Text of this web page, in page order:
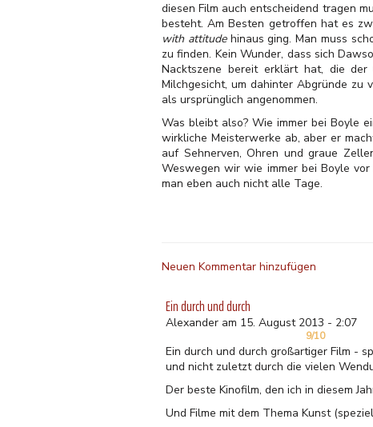
diesen Film auch entscheidend tragen
besteht. Am Besten getroffen hat es
with attitudehinaus ging. Man muss
zu finden. Kein Wunder, dass sich
Nacktszene bereit erklärt hat, die der
Milchgesicht, um dahinter Abgründe zu
als ursprünglich angenommen.
Was bleibt also? Wie immer bei Boyle
wirkliche Meisterwerke ab, aber er
auf Sehnerven, Ohren und graue
Weswegen wir wie immer bei Boyle
man eben auch nicht alle Tage.
Neuen Kommentar hinzufügen
Ein durch und durch
Alexander am 15. August 2013 - 2:07
9/10
Ein durch und durch großartiger Film -
und nicht zuletzt durch die vielen
Der beste Kinofilm, den ich in diesem
Und Filme mit dem Thema Kunst